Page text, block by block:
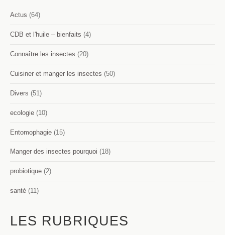
Actus (64)
CDB et l'huile – bienfaits (4)
Connaître les insectes (20)
Cuisiner et manger les insectes (50)
Divers (51)
ecologie (10)
Entomophagie (15)
Manger des insectes pourquoi (18)
probiotique (2)
santé (11)
LES RUBRIQUES